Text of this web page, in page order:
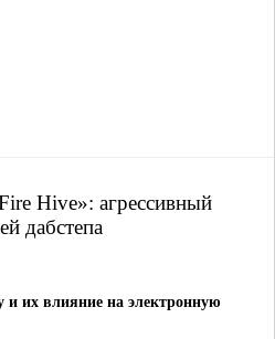
Hive»: агрессивный
дабстепа
их влияние на электронную